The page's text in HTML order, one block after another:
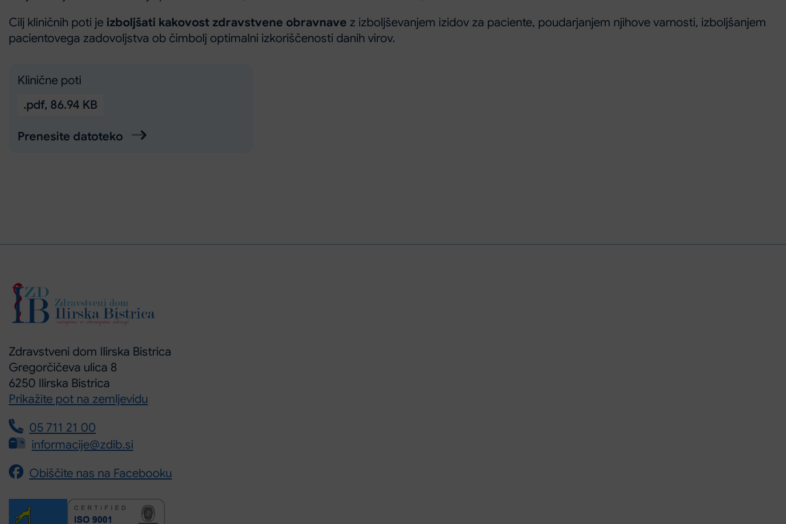
Cilj kliničnih poti je izboljšati kakovost zdravstvene obravnave z izboljševanjem izidov za paciente, poudarjanjem njihove varnosti, izboljšanjem
pacientovega zadovoljstva ob čimbolj optimalni izkoriščenosti danih virov.
Klinične poti
.pdf, 86.94 KB
Prenesite datoteko
Zdravstveni dom Ilirska Bistrica
Gregorčičeva ulica 8
6250 Ilirska Bistrica
Prikažite pot na zemljevidu
05 711 21 00
informacije@zdib.si
Obiščite nas na Facebooku